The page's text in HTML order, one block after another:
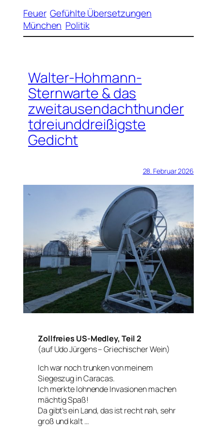
Feuer Gefühlte Übersetzungen
München Politik
Walter-Hohmann-
Sternwarte & das
zweitausendachthunder
tdreiunddreißigste
Gedicht
28. Februar 2026
Zollfreies US-Medley, Teil 2
(auf Udo Jürgens – Griechischer Wein)
Ich war noch trunken von meinem
Siegeszug in Caracas.
Ich merkte lohnende Invasionen machen
mächtig Spaß!
Da gibt’s ein Land, das ist recht nah, sehr
groß und kalt …